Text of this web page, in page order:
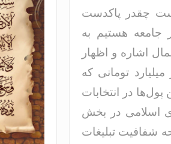
چقدر پاکدست
جامعه هستیم به
اشاره و اظهار
تومانی که
در انتخابات
اسلامی در بخش
شفافیت تبلیغات
به یاد او که دغدغه سلامت قلم
داشت / طاهره سادات حمیدی